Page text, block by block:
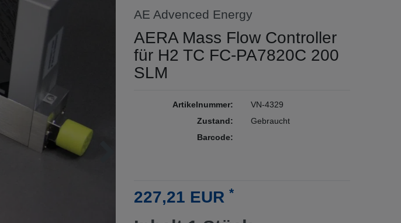
AE Advenced Energy
AERA Mass Flow Controller
für H2 TC FC-PA7820C 200
SLM
Artikelnummer:
Zustand:
Barcode:
VN-4329
Gebraucht
227,21 EUR *